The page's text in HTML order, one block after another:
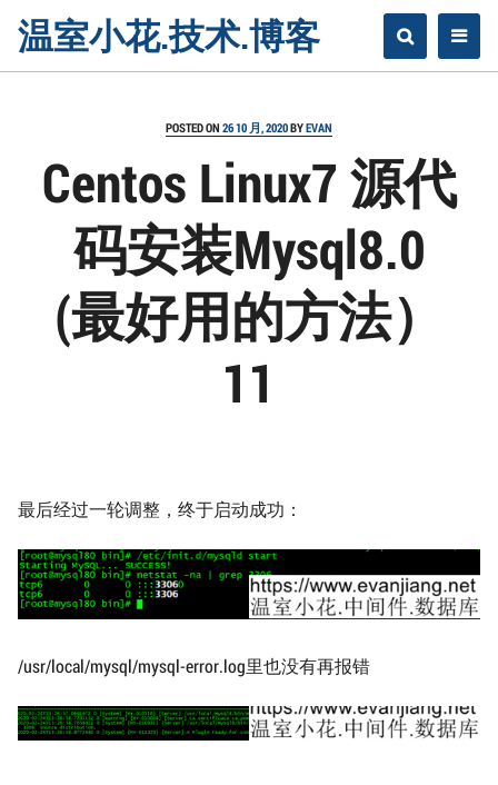
温室小花.技术.博客
POSTED ON 26 10 月, 2020BYEVAN
Centos Linux7 源代
码安装Mysql8.0
(最好用的方法）
11
最后经过一轮调整，终于启动成功：
/usr/local/mysql/mysql-error.log里也没有再报错